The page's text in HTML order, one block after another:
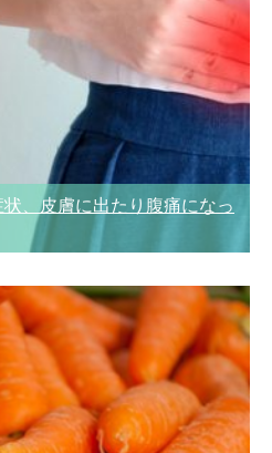
、皮膚に出たり腹痛になっ